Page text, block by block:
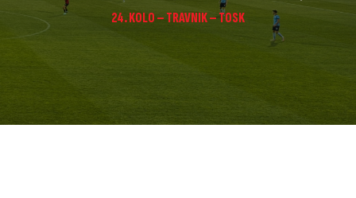
24. KOLO – TRAVNIK – TOSK